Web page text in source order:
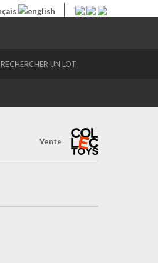
RECHERCHER UN LOT
Vente